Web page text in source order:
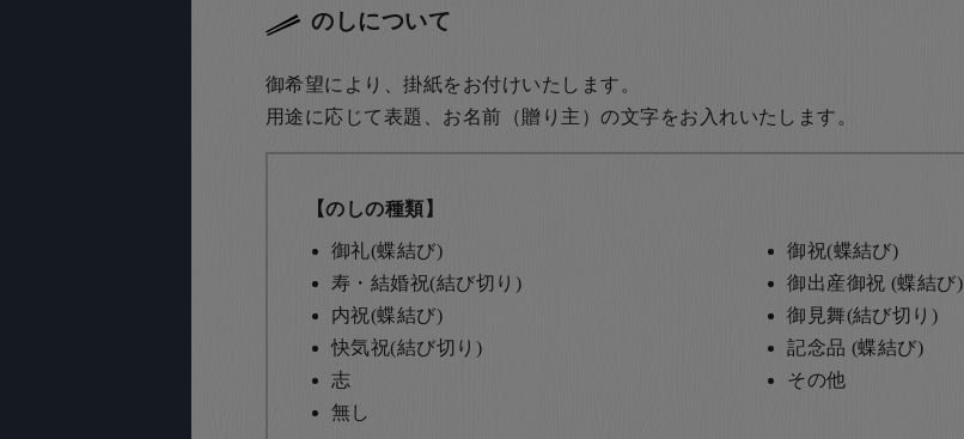
のしについて
御希望により、掛紙をお付けいたします。
用途に応じて表題、お名前（贈り主）の文字をお入れいたします。
【のしの種類】
御礼(蝶結び)
御祝(蝶結び)
寿・結婚祝(結び切り)
御出産御祝 (蝶結び)
内祝(蝶結び)
御見舞(結び切り)
快気祝(結び切り)
記念品 (蝶結び)
志
その他
無し